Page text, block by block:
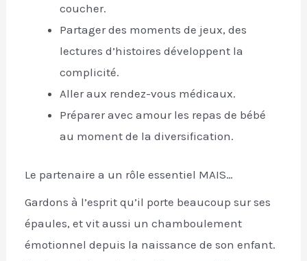
coucher.
Partager des moments de jeux, des
lectures d’histoires développent la
complicité.
Aller aux rendez-vous médicaux.
Préparer avec amour les repas de bébé
au moment de la diversification.
Le partenaire a un rôle essentiel MAIS…
Gardons à l’esprit qu’il porte beaucoup sur ses
épaules, et vit aussi un chamboulement
émotionnel depuis la naissance de son enfant.